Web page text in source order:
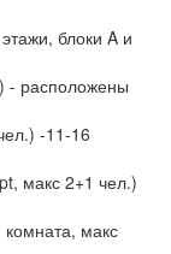
блоки A и
- расположены
-11-16
макс 2+1 чел.)
макс